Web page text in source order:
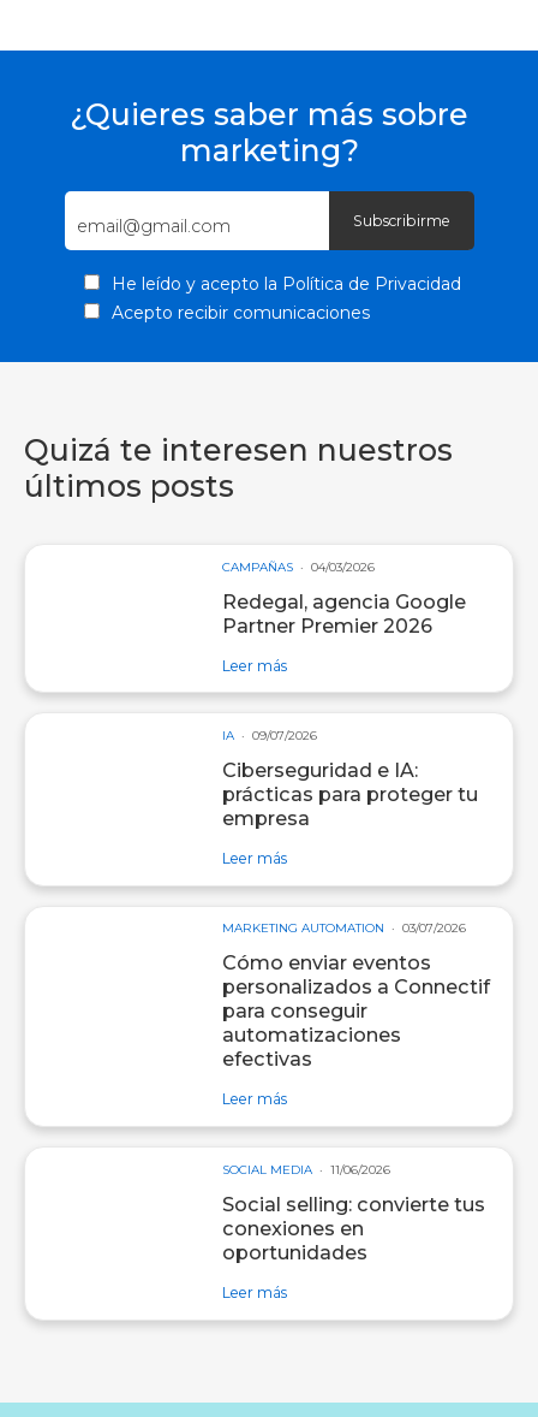
¿Quieres saber más sobre
marketing?
He leído y acepto la Política de Privacidad
Acepto recibir comunicaciones
Quizá te interesen nuestros
últimos posts
CAMPAÑAS 04/03/2026
Redegal, agencia Google
Partner Premier 2026
Leer mássobre entrada Redegal, agencia
IA 09/07/2026
Ciberseguridad e IA:
prácticas para proteger tu
empresa
Leer mássobre entrada Ciberseguridad e
MARKETING AUTOMATION 03/07/2026
Cómo enviar eventos
personalizados a Connectif
para conseguir
automatizaciones
efectivas
Leer mássobre entrada Cómo enviar
SOCIAL MEDIA 11/06/2026
Social selling: convierte tus
conexiones en
oportunidades
Leer mássobre entrada Social selling: